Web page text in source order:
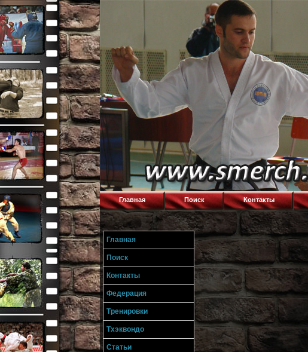
Главная Поиск Контакты
Главная
Поиск
Контакты
Федерация
Тренировки
Тхэквондо
Статьи